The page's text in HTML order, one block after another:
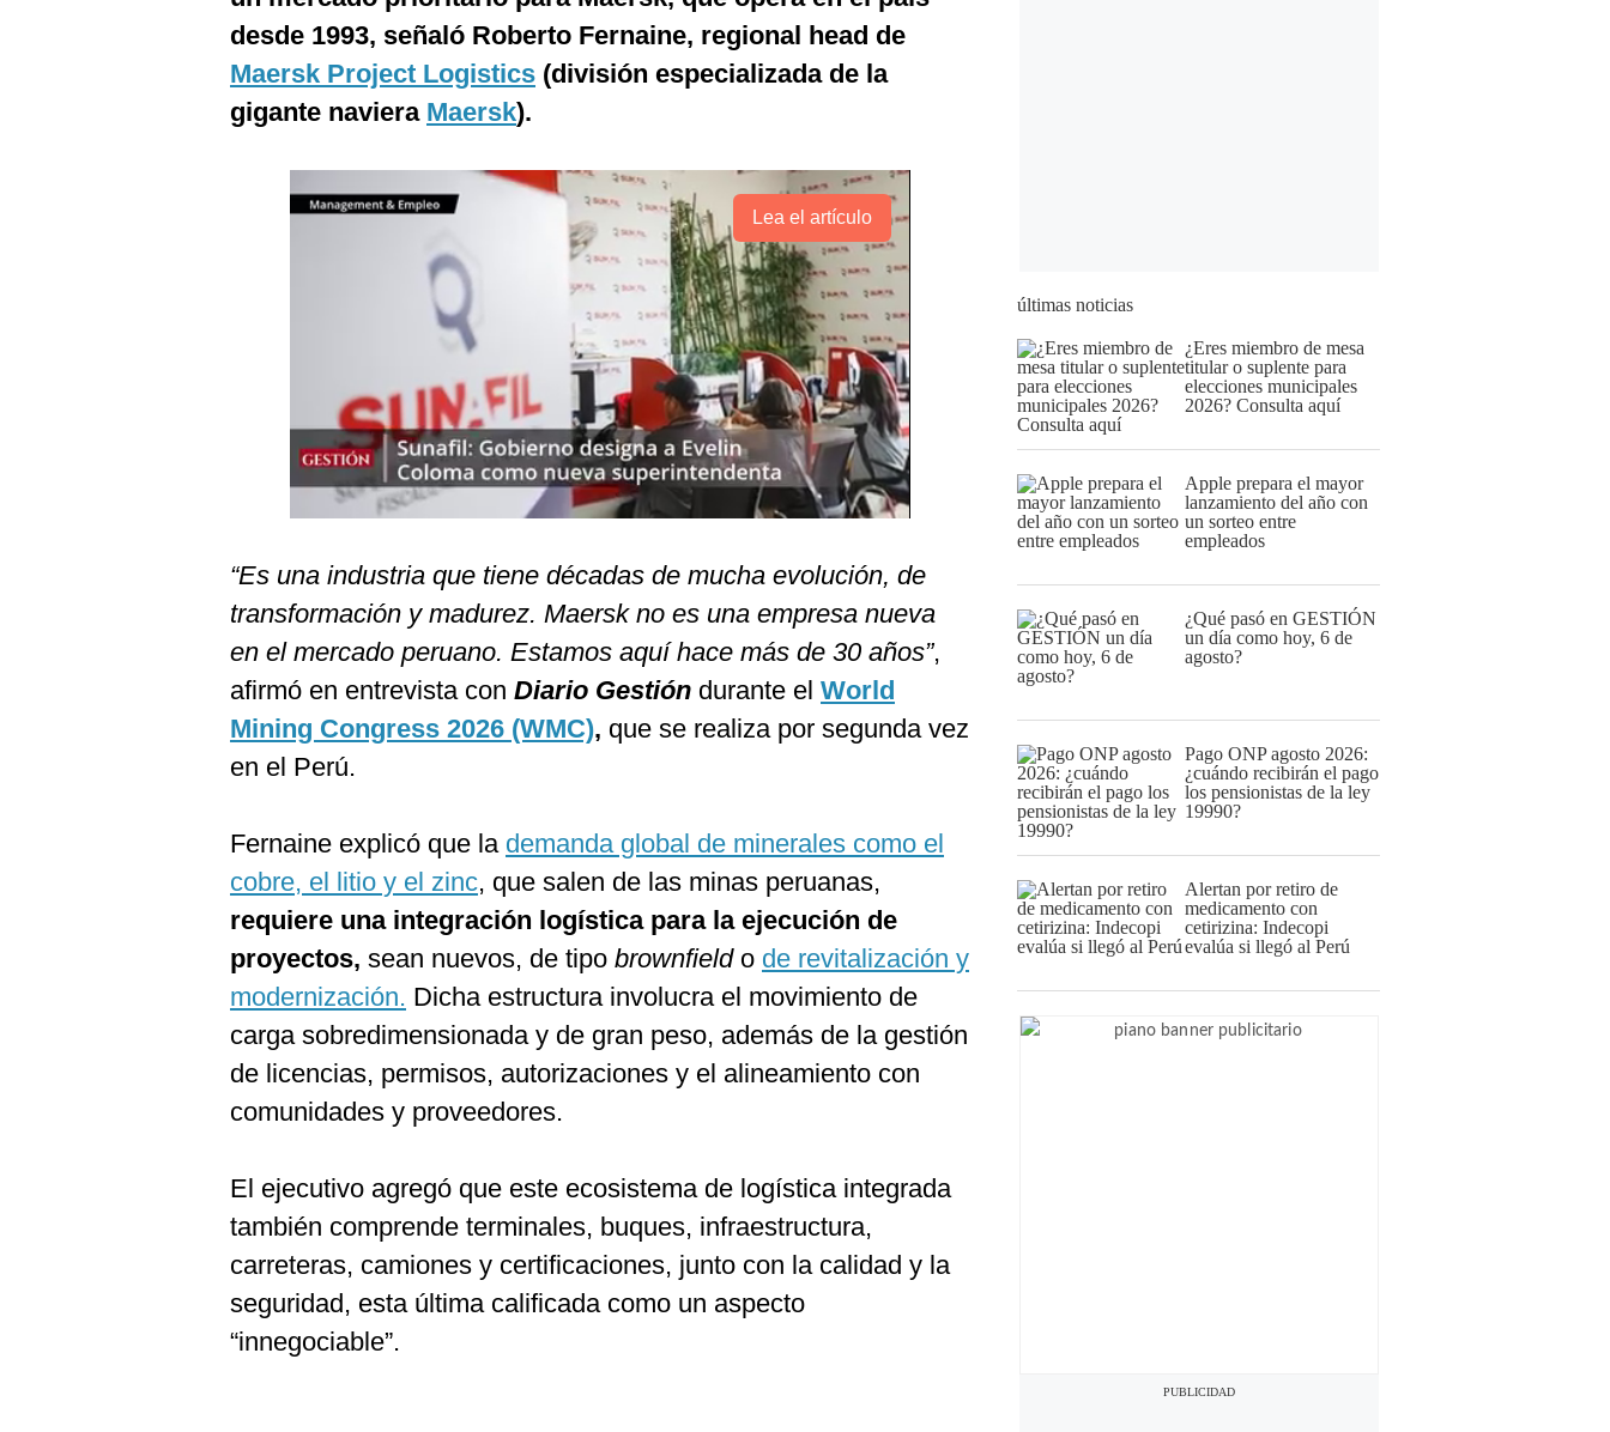
desde 1993, señaló Roberto Fernaine, regional head de
Maersk Project Logistics (división especializada de la
gigante naviera Maersk).
Lea el artículo
“Es una industria que tiene décadas de mucha evolución, de
transformación y madurez. Maersk no es una empresa nueva
en el mercado peruano. Estamos aquí hace más de 30 años”,
afirmó en entrevista con Diario Gestión durante el World
Mining Congress 2026 (WMC), que se realiza por segunda vez
en el Perú.
Fernaine explicó que la demanda global de minerales como el
cobre, el litio y el zinc, que salen de las minas peruanas,
requiere una integración logística para la ejecución de
proyectos, sean nuevos, de tipo brownfieldo de revitalización y
modernización. Dicha estructura involucra el movimiento de
carga sobredimensionada y de gran peso, además de la gestión
de licencias, permisos, autorizaciones y el alineamiento con
comunidades y proveedores.
El ejecutivo agregó que este ecosistema de logística integrada
también comprende terminales, buques, infraestructura,
carreteras, camiones y certificaciones, junto con la calidad y la
seguridad, esta última calificada como un aspecto
“innegociable”.
últimas noticias
¿Eres miembro de mesa
titular o suplente para
elecciones municipales
2026? Consulta aquí
Apple prepara el mayor
lanzamiento del año con
un sorteo entre
empleados
¿Qué pasó en GESTIÓN
un día como hoy, 6 de
agosto?
Pago ONP agosto 2026:
¿cuándo recibirán el pago
los pensionistas de la ley
19990?
Alertan por retiro de
medicamento con
cetirizina: Indecopi
evalúa si llegó al Perú